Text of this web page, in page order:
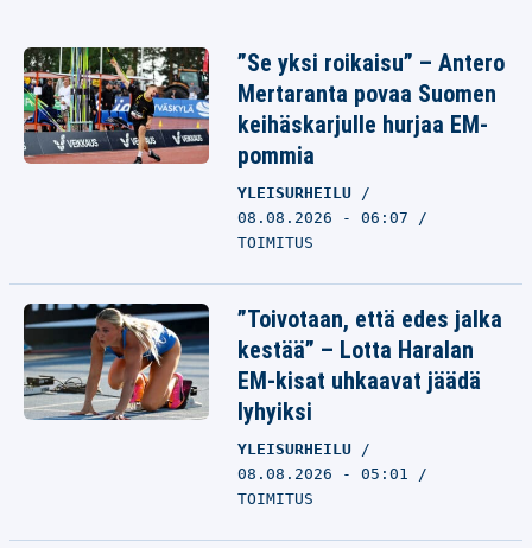
”Se yksi roikaisu” – Antero
Mertaranta povaa Suomen
keihäskarjulle hurjaa EM-
pommia
YLEISURHEILU
08.08.2026 - 06:07
TOIMITUS
”Toivotaan, että edes jalka
kestää” – Lotta Haralan
EM-kisat uhkaavat jäädä
lyhyiksi
YLEISURHEILU
08.08.2026 - 05:01
TOIMITUS